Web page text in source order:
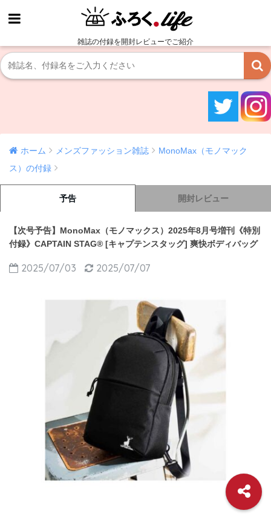
雑誌の付録を開封レビューでご紹介
ホーム メンズファッション雑誌
MonoMax（モノマック
ス）の付録
予告 開封レビュー
【次号予告】MonoMax（モノマックス）2025年8月号増刊《特別
付録》CAPTAIN STAG® [キャプテンスタッグ] 爽快ボディバッグ
2025/07/03 2025/07/07